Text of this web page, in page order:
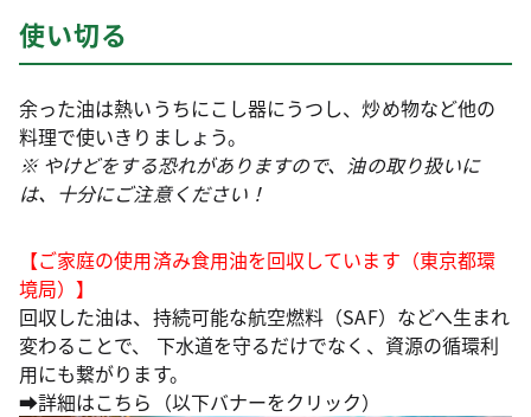
使い切る
余った油は熱いうちにこし器にうつし、炒め物など他の
料理で使いきりましょう。
※ やけどをする恐れがありますので、油の取り扱いに
は、十分にご注意ください！
【ご家庭の使用済み食用油を回収しています（東京都環
境局）】
回収した油は、持続可能な航空燃料（SAF）などへ生まれ
変わることで、 下水道を守るだけでなく、資源の循環利
用にも繋がります。
➡詳細はこちら（以下バナーをクリック）